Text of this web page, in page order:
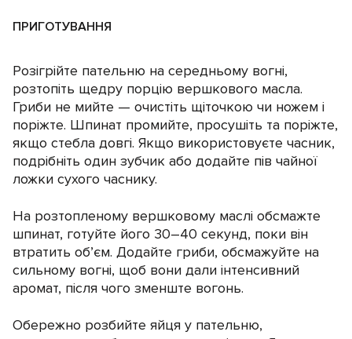
ПРИГОТУВАННЯ
Розігрійте пательню на середньому вогні,
розтопіть щедру порцію вершкового масла.
Гриби не мийте — очистіть щіточкою чи ножем і
поріжте. Шпинат промийте, просушіть та поріжте,
якщо стебла довгі. Якщо використовуєте часник,
подрібніть один зубчик або додайте пів чайної
ложки сухого часнику.
На розтопленому вершковому маслі обсмажте
шпинат, готуйте його 30–40 секунд, поки він
втратить об’єм. Додайте гриби, обсмажуйте на
сильному вогні, щоб вони дали інтенсивний
аромат, після чого зменште вогонь.
Обережно розбийте яйця у пательню,